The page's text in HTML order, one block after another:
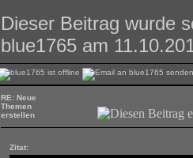
Dieser Beitrag wurde
blue1765 am
RE: Neue
Themen
erstellen
Zitat: